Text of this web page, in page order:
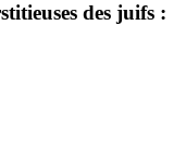
des juifs :